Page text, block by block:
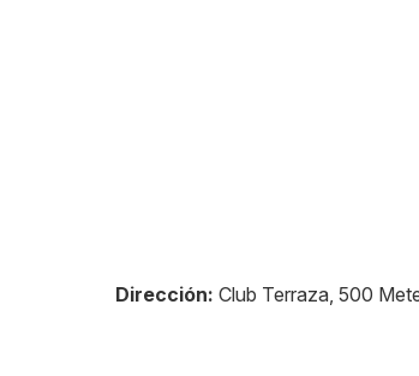
Dirección: Club Terraza, 500